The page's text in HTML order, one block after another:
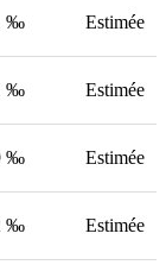
‰ Estimée
‰ Estimée
‰ Estimée
‰ Estimée